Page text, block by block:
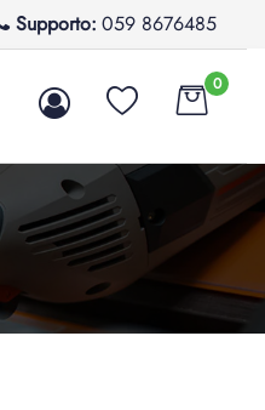
Supporto: 059 8676485
0